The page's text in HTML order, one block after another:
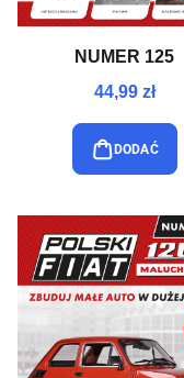
NUMER 125
44,99 zł
DODAĆ